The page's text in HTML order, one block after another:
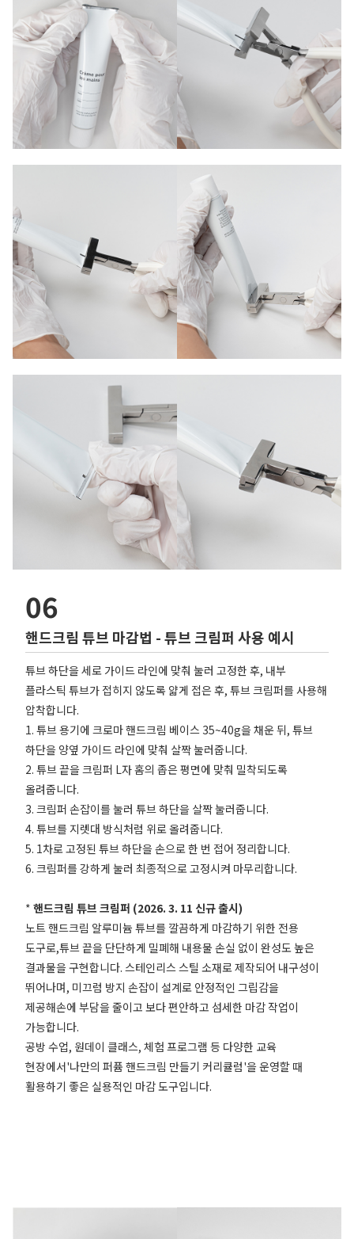
06
핸드크림 튜브 마감법 - 튜브 크림퍼 사용 예시
튜브 하단을 세로 가이드 라인에 맞춰 눌러 고정한 후, 내부
플라스틱 튜브가 접히지 않도록 얇게 접은 후, 튜브 크림퍼를 사용해
압착합니다.
1. 튜브 용기에 크로마 핸드크림 베이스 35~40g을 채운 뒤, 튜브
하단을 양옆 가이드 라인에 맞춰 살짝 눌러줍니다.
2. 튜브 끝을 크림퍼 L자 홈의 좁은 평면에 맞춰 밀착되도록
올려줍니다.
3. 크림퍼 손잡이를 눌러 튜브 하단을 살짝 눌러줍니다.
4. 튜브를 지렛대 방식처럼 위로 올려줍니다.
5. 1차로 고정된 튜브 하단을 손으로 한 번 접어 정리합니다.
6. 크림퍼를 강하게 눌러 최종적으로 고정시켜 마무리합니다.
* 핸드크림 튜브 크림퍼 (2026. 3. 11 신규 출시)
노트 핸드크림 알루미늄 튜브를 깔끔하게 마감하기 위한 전용
도구로,튜브 끝을 단단하게 밀폐해 내용물 손실 없이 완성도 높은
결과물을 구현합니다. 스테인리스 스틸 소재로 제작되어 내구성이
뛰어나며, 미끄럼 방지 손잡이 설계로 안정적인 그립감을
제공해손에 부담을 줄이고 보다 편안하고 섬세한 마감 작업이
가능합니다.
공방 수업, 원데이 클래스, 체험 프로그램 등 다양한 교육
현장에서'나만의 퍼퓸 핸드크림 만들기 커리큘럼'을 운영할 때
활용하기 좋은 실용적인 마감 도구입니다.